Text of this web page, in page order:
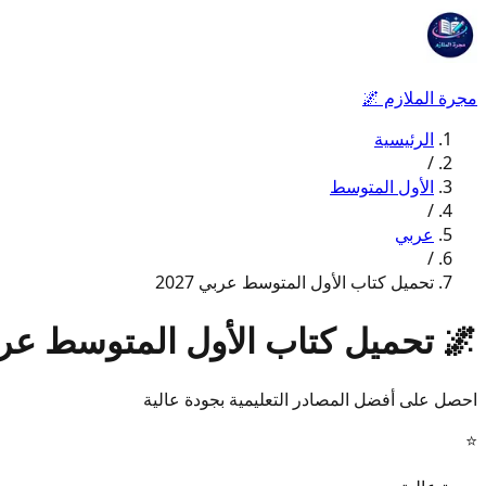
مجرة الملازم 🌌
الرئيسية
/
الأول المتوسط
/
عربي
/
تحميل كتاب الأول المتوسط عربي 2027
🌌 تحميل كتاب الأول المتوسط عربي
احصل على أفضل المصادر التعليمية بجودة عالية
⭐